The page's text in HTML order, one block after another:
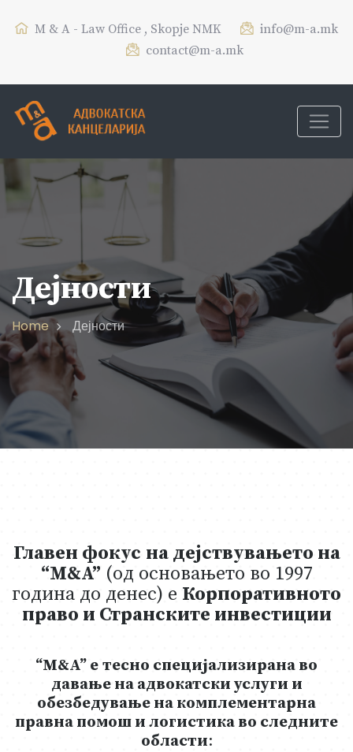
M & A - Law Office , Skopje NMK
info@m-a.mk
contact@m-a.mk
Дејности
Home Дејности
Главен фокус на дејствувањето на
“M&A” (од основањето во 1997
година до денес) е Корпоративното
право и Странските инвестиции
“M&A” е тесно специјализирана во
давање на адвокатски услуги и
обезбедување на комплементарна
правна помош и логистика во следните
области: